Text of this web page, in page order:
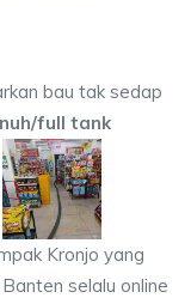
bau tak sedap
full tank
Kronjo yang
selalu online